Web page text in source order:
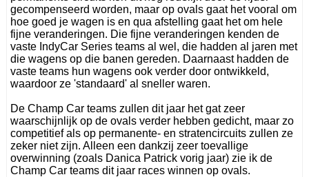
gecompenseerd worden, maar op ovals gaat het vooral om
hoe goed je wagen is en qua afstelling gaat het om hele
fijne veranderingen. Die fijne veranderingen kenden de
vaste IndyCar Series teams al wel, die hadden al jaren met
die wagens op die banen gereden. Daarnaast hadden de
vaste teams hun wagens ook verder door ontwikkeld,
waardoor ze 'standaard' al sneller waren.
De Champ Car teams zullen dit jaar het gat zeer
waarschijnlijk op de ovals verder hebben gedicht, maar zo
competitief als op permanente- en stratencircuits zullen ze
zeker niet zijn. Alleen een dankzij zeer toevallige
overwinning (zoals Danica Patrick vorig jaar) zie ik de
Champ Car teams dit jaar races winnen op ovals.